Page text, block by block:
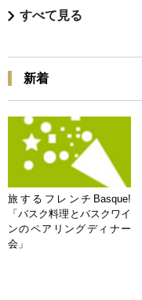
すべて見る
新着
旅するフレンチBasque!
「バスク料理とバスクワイ
ンのペアリングディナー
会」